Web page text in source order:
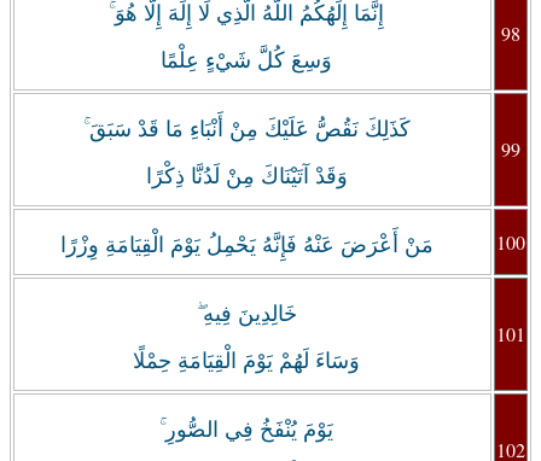
إِنَّمَا إِلَهُكُمُ اللَّهُ الَّذِي لَا إِلَهَ إِلَّا هُوَ ۚ
وَسِعَ كُلَّ شَيْءٍ عِلْمًا
98
كَذَلِكَ نَقُصُّ عَلَيْكَ مِنْ أَنْبَاءِ مَا قَدْ سَبَقَ ۚ
وَقَدْ آتَيْنَاكَ مِنْ لَدُنَّا ذِكْرًا
99
مَنْ أَعْرَضَ عَنْهُ فَإِنَّهُ يَحْمِلُ يَوْمَ الْقِيَامَةِ وِزْرًا 100
خَالِدِينَ فِيهِ ۖ
وَسَاءَ لَهُمْ يَوْمَ الْقِيَامَةِ حِمْلًا
101
يَوْمَ يُنْفَخُ فِي الصُّورِ ۚ
102